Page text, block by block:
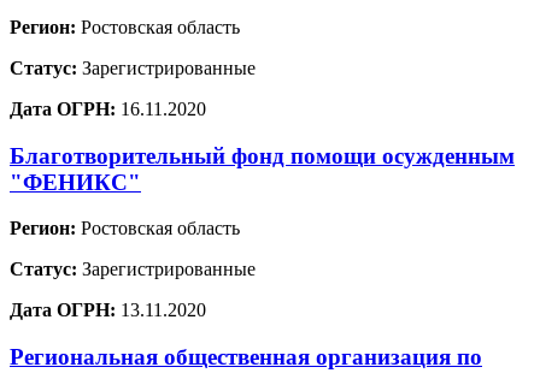
Регион: Ростовская область
Статус: Зарегистрированные
Дата ОГРН: 16.11.2020
Благотворительный фонд помощи осужденным
"ФЕНИКС"
Регион: Ростовская область
Статус: Зарегистрированные
Дата ОГРН: 13.11.2020
Региональная общественная организация по